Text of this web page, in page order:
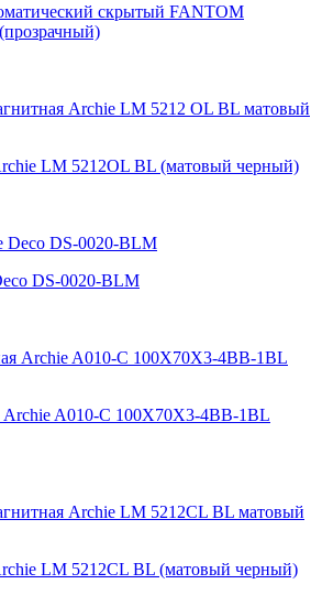
скрытый FANTOM
LM 5212OL BL (матовый черный)
DS-0020-BLM
Archie A010-C 100X70X3-4BB-1BL
LM 5212CL BL (матовый черный)